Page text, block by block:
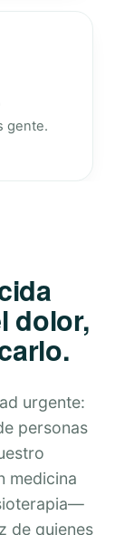
gente.
dolor,
urgente:
personas
medicina
de quienes